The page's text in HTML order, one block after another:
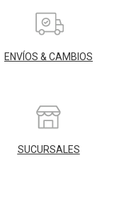
ENVÍOS & CAMBIOS
SUCURSALES